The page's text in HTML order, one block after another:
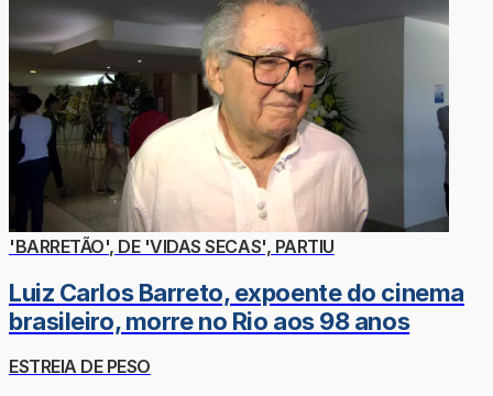
'BARRETÃO', DE 'VIDAS SECAS', PARTIU
Luiz Carlos Barreto, expoente do cinema
brasileiro, morre no Rio aos 98 anos
ESTREIA DE PESO